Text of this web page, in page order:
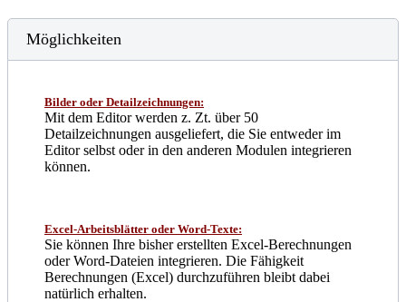
Möglichkeiten
Bilder oder Detailzeichnungen:
Mit dem Editor werden z. Zt. über 50
Detailzeichnungen ausgeliefert, die Sie entweder im
Editor selbst oder in den anderen Modulen integrieren
können.
Excel-Arbeitsblätter oder Word-Texte:
Sie können Ihre bisher erstellten Excel-Berechnungen
oder Word-Dateien integrieren. Die Fähigkeit
Berechnungen (Excel) durchzuführen bleibt dabei
natürlich erhalten.